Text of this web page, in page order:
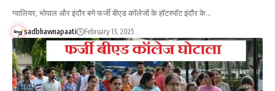
ग्वालियर, भोपाल और इंदौर बने फर्जी बीएड कॉलेजों के हॉटस्पॉट इंदौर के…
sadbhawnapaati February 13, 2025